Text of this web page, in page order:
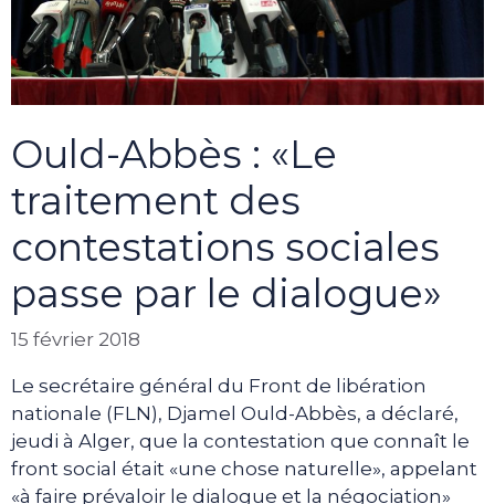
Ould-Abbès : «Le
traitement des
contestations sociales
passe par le dialogue»
15 février 2018
Le secrétaire général du Front de libération
nationale (FLN), Djamel Ould-Abbès, a déclaré,
jeudi à Alger, que la contestation que connaît le
front social était «une chose naturelle», appelant
«à faire prévaloir le dialogue et la négociation»